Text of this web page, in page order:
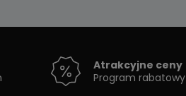
Atrakcyjne ceny
Program rabatowy